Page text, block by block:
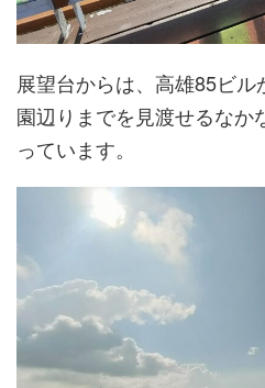
展望台からは、高雄85ビ
園辺りまでを見渡せるなか
っています。